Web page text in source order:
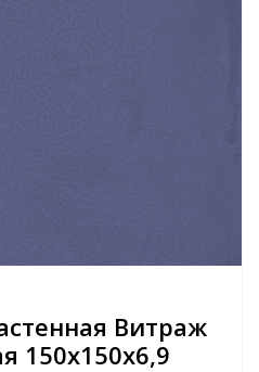
Витраж
150х150х6,9